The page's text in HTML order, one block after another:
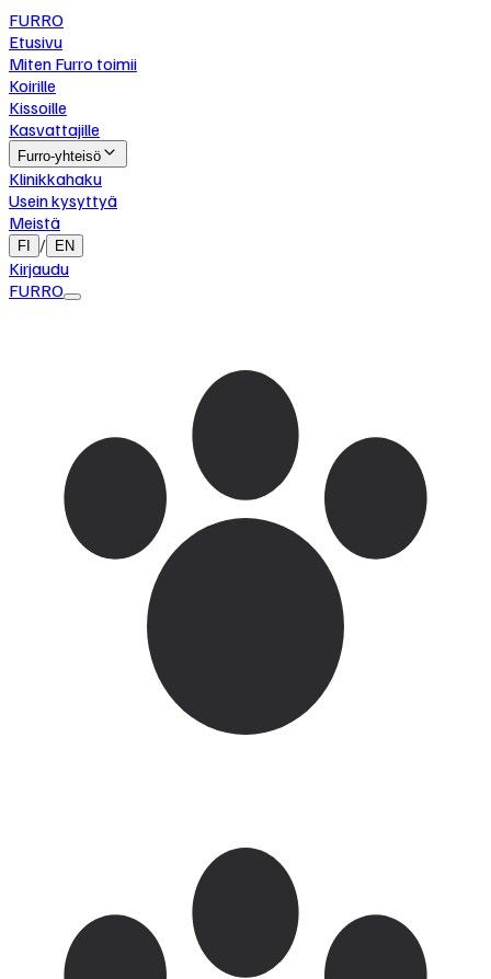
FURRO
Etusivu
Miten Furro toimii
Koirille
Kissoille
Kasvattajille
Furro-yhteisö
Klinikkahaku
Usein kysyttyä
Meistä
FI / EN
Kirjaudu
FURRO